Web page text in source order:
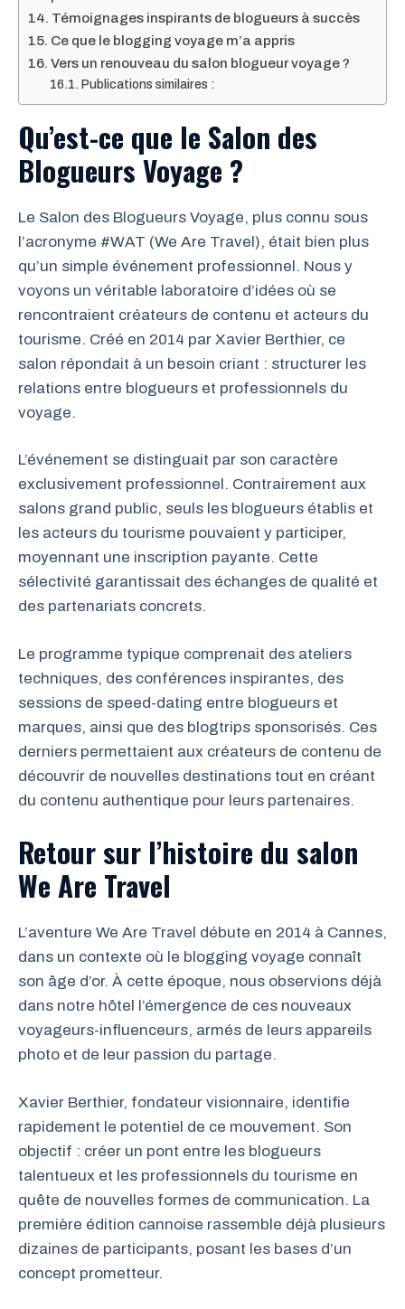
Témoignages inspirants de blogueurs à succès
Ce que le blogging voyage m’a appris
Vers un renouveau du salon blogueur voyage ?
Publications similaires :
Qu’est-ce que le Salon des
Blogueurs Voyage ?
Le Salon des Blogueurs Voyage, plus connu sous
l’acronyme #WAT (We Are Travel), était bien plus
qu’un simple événement professionnel. Nous y
voyons un véritable laboratoire d’idées où se
rencontraient créateurs de contenu et acteurs du
tourisme. Créé en 2014 par Xavier Berthier, ce
salon répondait à un besoin criant : structurer les
relations entre blogueurs et professionnels du
voyage.
L’événement se distinguait par son caractère
exclusivement professionnel. Contrairement aux
salons grand public, seuls les blogueurs établis et
les acteurs du tourisme pouvaient y participer,
moyennant une inscription payante. Cette
sélectivité garantissait des échanges de qualité et
des partenariats concrets.
Le programme typique comprenait des ateliers
techniques, des conférences inspirantes, des
sessions de speed-dating entre blogueurs et
marques, ainsi que des blogtrips sponsorisés. Ces
derniers permettaient aux créateurs de contenu de
découvrir de nouvelles destinations tout en créant
du contenu authentique pour leurs partenaires.
Retour sur l’histoire du salon
We Are Travel
L’aventure We Are Travel débute en 2014 à Cannes,
dans un contexte où le blogging voyage connaît
son âge d’or. À cette époque, nous observions déjà
dans notre hôtel l’émergence de ces nouveaux
voyageurs-influenceurs, armés de leurs appareils
photo et de leur passion du partage.
Xavier Berthier, fondateur visionnaire, identifie
rapidement le potentiel de ce mouvement. Son
objectif : créer un pont entre les blogueurs
talentueux et les professionnels du tourisme en
quête de nouvelles formes de communication. La
première édition cannoise rassemble déjà plusieurs
dizaines de participants, posant les bases d’un
concept prometteur.